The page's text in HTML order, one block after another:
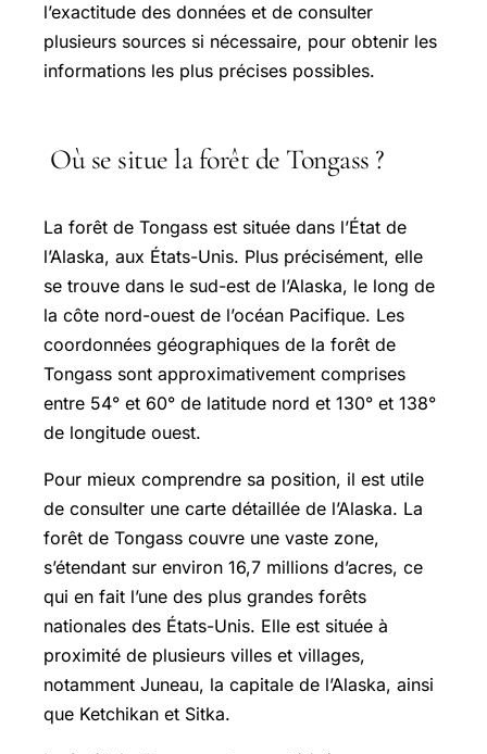
l’exactitude des données et de consulter
plusieurs sources si nécessaire, pour obtenir les
informations les plus précises possibles.
Où se situe la forêt de Tongass ?
La forêt de Tongass est située dans l’État de
l’Alaska, aux États-Unis. Plus précisément, elle
se trouve dans le sud-est de l’Alaska, le long de
la côte nord-ouest de l’océan Pacifique. Les
coordonnées géographiques de la forêt de
Tongass sont approximativement comprises
entre 54° et 60° de latitude nord et 130° et 138°
de longitude ouest.
Pour mieux comprendre sa position, il est utile
de consulter une carte détaillée de l’Alaska. La
forêt de Tongass couvre une vaste zone,
s’étendant sur environ 16,7 millions d’acres, ce
qui en fait l’une des plus grandes forêts
nationales des États-Unis. Elle est située à
proximité de plusieurs villes et villages,
notamment Juneau, la capitale de l’Alaska, ainsi
que Ketchikan et Sitka.